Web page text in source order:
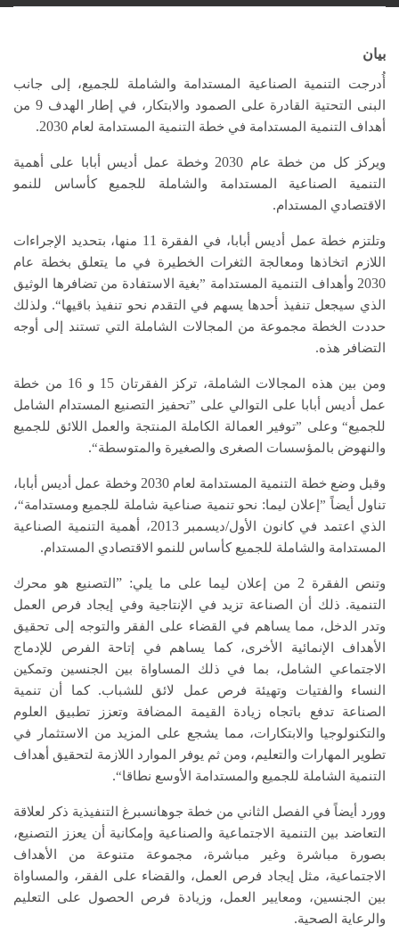
بيان
أُدرجت التنمية الصناعية المستدامة والشاملة للجميع، إلى جانب
البنى التحتية القادرة على الصمود والابتكار، في إطار الهدف 9 من
أهداف التنمية المستدامة في خطة التنمية المستدامة لعام2030.
ويركز كل من خطة عام2030 وخطة عمل أديس أبابا على أهمية
التنمية الصناعية المستدامة والشاملة للجميع كأساس للنمو
الاقتصادي المستدام.
وتلتزم خطة عمل أديس أبابا، في الفقرة 11
منها، بتحديد الإجراءات
اللازم اتخاذها ومعالجة الثغرات الخطيرة في ما يتعلق بخطة عام
2030 وأهداف التنمية المستدامة ”بغية الاستفادة من تضافرها الوثيق
الذي سيجعل تنفيذ أحدها يسهم في التقدم نحو تنفيذ باقيها“.ولذلك
حددت الخطة مجموعة من المجالات الشاملة التي تستند إلى أوجه
التضافر هذه.
ومن بين هذه المجالات الشاملة، تركز الفقرتان15 و 16 من خطة
عمل أديس أبابا على التوالي على ”تحفيز التصنيع المستدام الشامل
للجميع“ وعلى ”توفير العمالة الكاملة المنتجة والعمل اللائق للجميع
والنهوض بالمؤسسات الصغرى والصغيرة والمتوسطة“.
وقبل وضع خطة التنمية المستدامة لعام2030 وخطة عمل أديس أبابا،
تناول أيضاً ”إعلان ليما:نحو تنمية صناعية شاملة للجميع ومستدامة“،
الذي اعتمد في كانون الأول/ديسمبر2013، أهمية التنمية الصناعية
المستدامة والشاملة للجميع كأساس للنمو الاقتصادي المستدام.
وتنص الفقرة 2 من إعلان ليما على ما يلي: ” التصنيع هو محرك
التنمية.ذلك أن الصناعة تزيد في الإنتاجية وفي إيجاد فرص العمل
وتدر الدخل، مما يساهم في القضاء على الفقر والتوجه إلى تحقيق
الأهداف الإنمائية الأخرى، كما يساهم في إتاحة الفرص للإدماج
الاجتماعي الشامل، بما في ذلك المساواة بين الجنسين وتمكين
النساء والفتيات وتهيئة فرص عمل لائق للشباب.كما أن تنمية
الصناعة تدفع باتجاه زيادة القيمة المضافة وتعزز تطبيق العلوم
والتكنولوجيا والابتكارات، مما يشجع على المزيد من الاستثمار في
تطوير المهارات والتعليم، ومن ثم يوفر الموارد اللازمة لتحقيق أهداف
التنمية الشاملة للجميع والمستدامة الأوسع نطاقا“.
وورد أيضاً في الفصل الثاني من خطة جوهانسبرغ التنفيذية ذكر لعلاقة
التعاضد بين التنمية الاجتماعية والصناعية وإمكانية أن يعزز التصنيع،
بصورة مباشرة وغير مباشرة، مجموعة متنوعة من الأهداف
الاجتماعية، مثل إيجاد فرص العمل، والقضاء على الفقر، والمساواة
بين الجنسين، ومعايير العمل، وزيادة فرص الحصول على التعليم
والرعاية الصحية.